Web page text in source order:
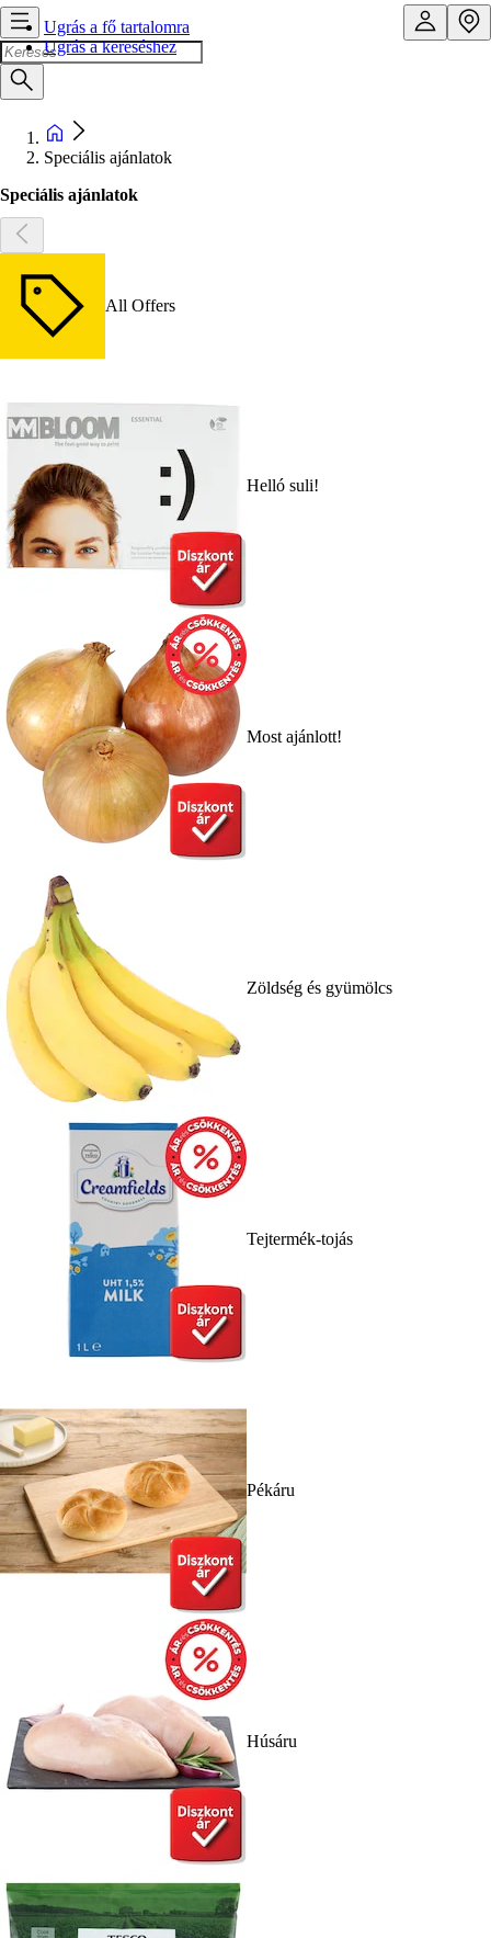
Ugrás a fő tartalomra
Ugrás a kereséshez
Speciális ajánlatok
Speciális ajánlatok
All Offers
Helló suli!
Most ajánlott!
Zöldség és gyümölcs
Tejtermék-tojás
Pékáru
Húsáru